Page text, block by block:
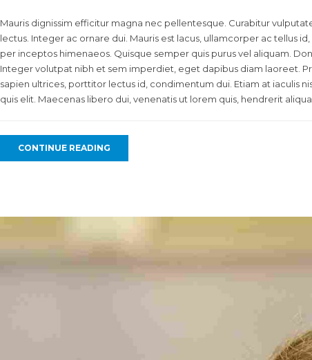
Mauris dignissim efficitur magna nec pellentesque. Curabitur
lectus. Integer ac ornare dui. Mauris est lacus, ullamcorper ac tellus
per inceptos himenaeos. Quisque semper quis purus vel aliquam.
Integer volutpat nibh et sem imperdiet, eget dapibus diam laoreet.
sapien ultrices, porttitor lectus id, condimentum dui. Etiam at iaculis
quis elit. Maecenas libero dui, venenatis ut lorem quis, hendrerit
CONTINUE READING